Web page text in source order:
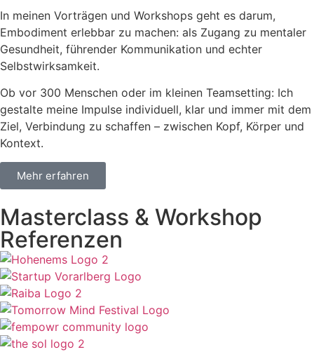
In meinen Vorträgen und Workshops geht es darum,
Embodiment erlebbar zu machen: als Zugang zu mentaler
Gesundheit, führender Kommunikation und echter
Selbstwirksamkeit.
Ob vor 300 Menschen oder im kleinen Teamsetting: Ich
gestalte meine Impulse individuell, klar und immer mit dem
Ziel, Verbindung zu schaffen – zwischen Kopf, Körper und
Kontext.
Mehr erfahren
Masterclass & Workshop
Referenzen